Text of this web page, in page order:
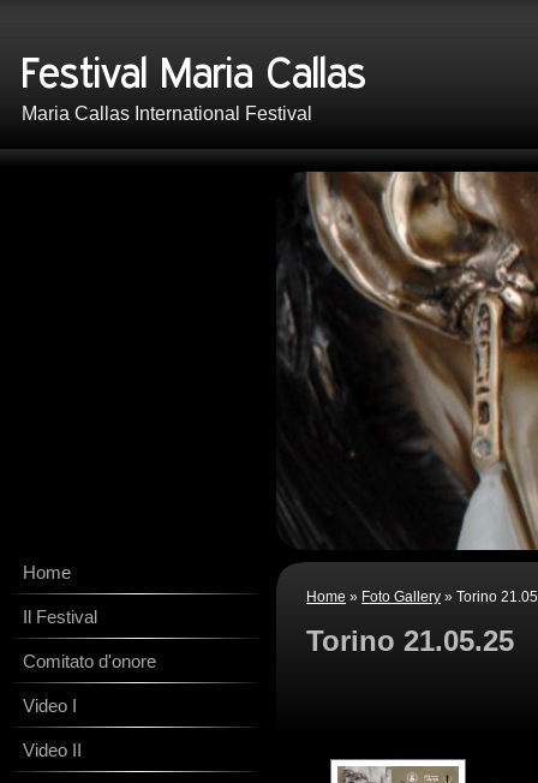
Maria Callas International Festival
Home » Foto Gallery » Torino
Torino 21.05.25
Home
Il Festival
Comitato d'onore
Video I
Video II